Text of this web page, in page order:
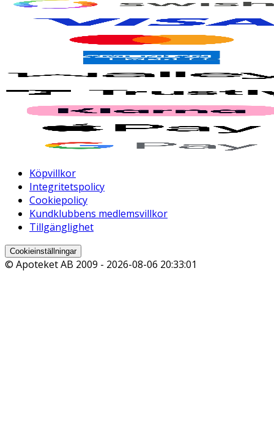
Köpvillkor
Integritetspolicy
Cookiepolicy
Kundklubbens medlemsvillkor
Tillgänglighet
Cookieinställningar
© Apoteket AB 2009 - 2026-08-06 20:33:01